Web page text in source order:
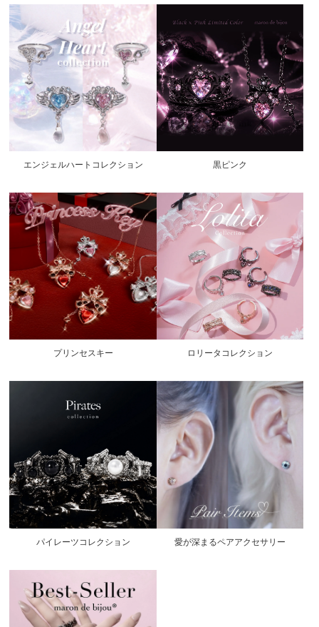
エンジェルハートコレクション 黒ピンク
プリンセスキー ロリータコレクション
パイレーツコレクション 愛が深まるペアアクセサリー